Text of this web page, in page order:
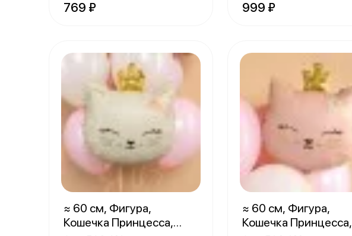
769 ₽ 999 ₽
≈ 60 см, Фигура,
Кошечка Принцесса,
≈ 60 см, Фигура,
Кошечка Принцесса,